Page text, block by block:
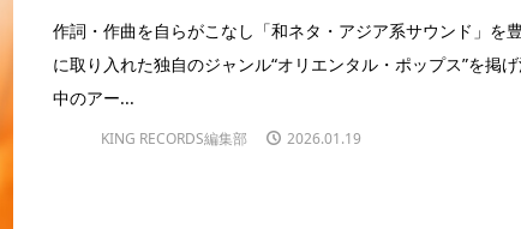
作詞・作曲を自らがこなし「和ネタ・アジア系サウンド」を
に取り入れた独自のジャンル“オリエンタル・ポップス”を掲
中のアー...
KING RECORDS編集部 2026.01.19